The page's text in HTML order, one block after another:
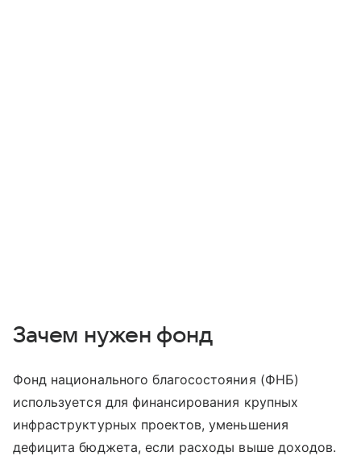
Зачем нужен фонд
Фонд национального благосостояния (ФНБ)
используется для финансирования крупных
инфраструктурных проектов, уменьшения
дефицита бюджета, если расходы выше доходов.